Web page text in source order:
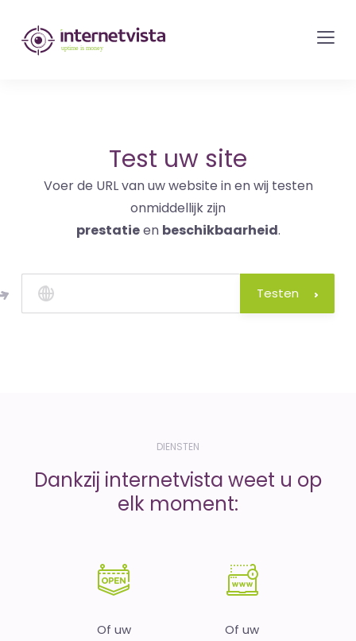
internetvista
monitoring
en
internetdiensten
Uptime
is
money
Test uw site
Voer de URL van uw website in en wij testen
onmiddellijk zijn
prestatieen beschikbaarheid.
Testen
DIENSTEN
Dankzij internetvista weet u op
elk moment:
Of uw
Of uw